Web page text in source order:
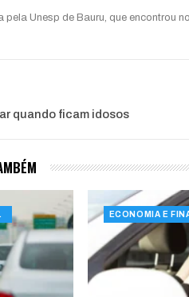
pela Unesp de Bauru, que encontrou
quando ficam idosos